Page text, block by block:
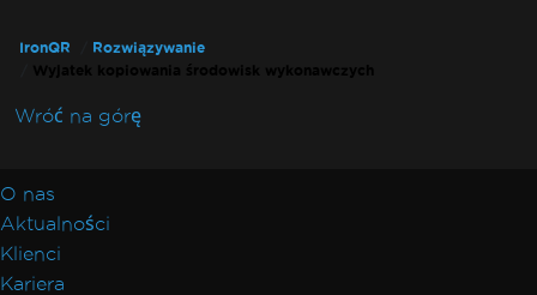
IronQR
Rozwiązywanie
Wyjatek kopiowania środowisk wykonawczych
Wróć na górę
O nas
Aktualności
Klienci
Kariera